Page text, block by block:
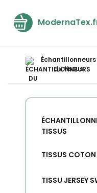
Échantillonneurs
du tissus
TISSUS
TISSUS COTON
TISSU JERSEY